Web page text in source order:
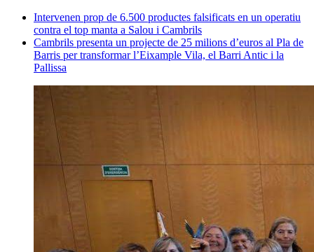
Intervenen prop de 6.500 productes falsificats en un operatiu
contra el top manta a Salou i Cambrils
Cambrils presenta un projecte de 25 milions d’euros al Pla de
Barris per transformar l’Eixample Vila, el Barri Antic i la
Pallissa